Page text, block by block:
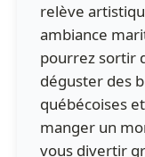
relève
ambiance
pourrez sortir
déguster des
québécoises
manger un
vous divertir